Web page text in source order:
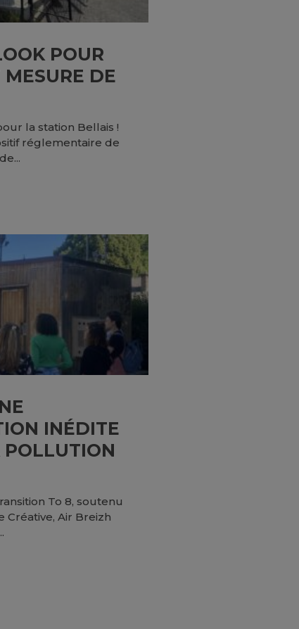
POUR
DE
la station Bellais !
réglementaire de
INÉDITE
To 8, soutenu
Air Breizh